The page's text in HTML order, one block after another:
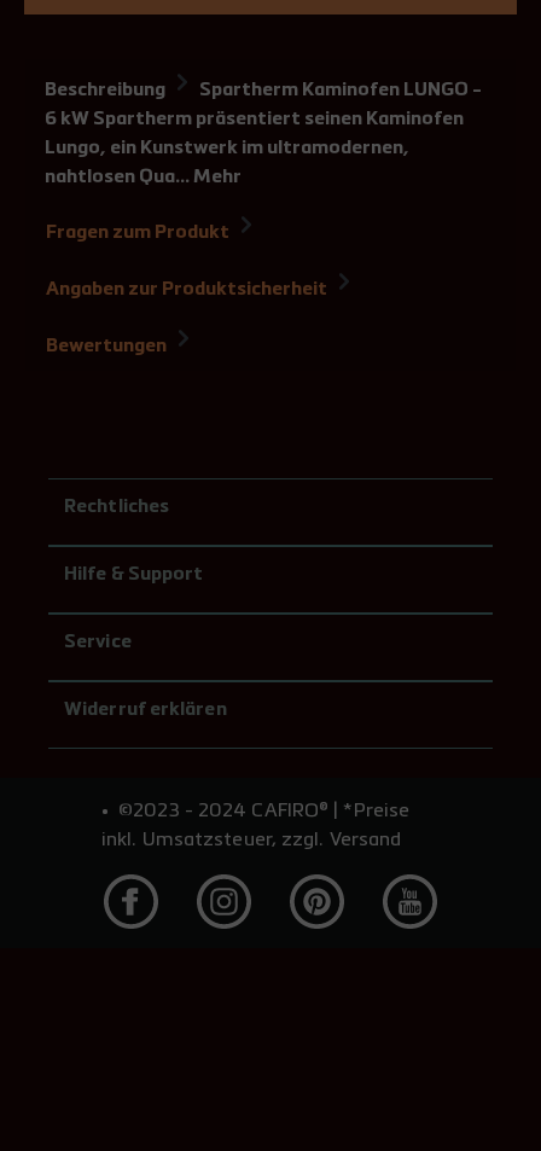
Beschreibung
Spartherm Kaminofen LUNGO -
6 kW Spartherm präsentiert seinen Kaminofen
Lungo, ein Kunstwerk im ultramodernen,
nahtlosen Qua… Mehr
Fragen zum Produkt
Angaben zur Produktsicherheit
Bewertungen
Rechtliches
Hilfe & Support
Service
Widerruf erklären
©2023 - 2024 CAFIRO® | *Preise
inkl. Umsatzsteuer, zzgl. Versand